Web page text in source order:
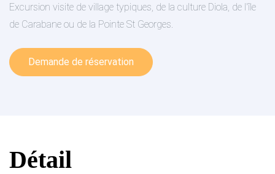
Excursion visite de village typiques, de la culture Diola, de l'île
de Carabane ou de la Pointe St Georges.
Demande de réservation
Détail